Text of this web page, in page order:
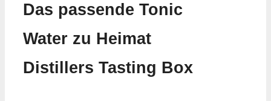
Das passende Tonic
Water zu Heimat
Distillers Tasting Box